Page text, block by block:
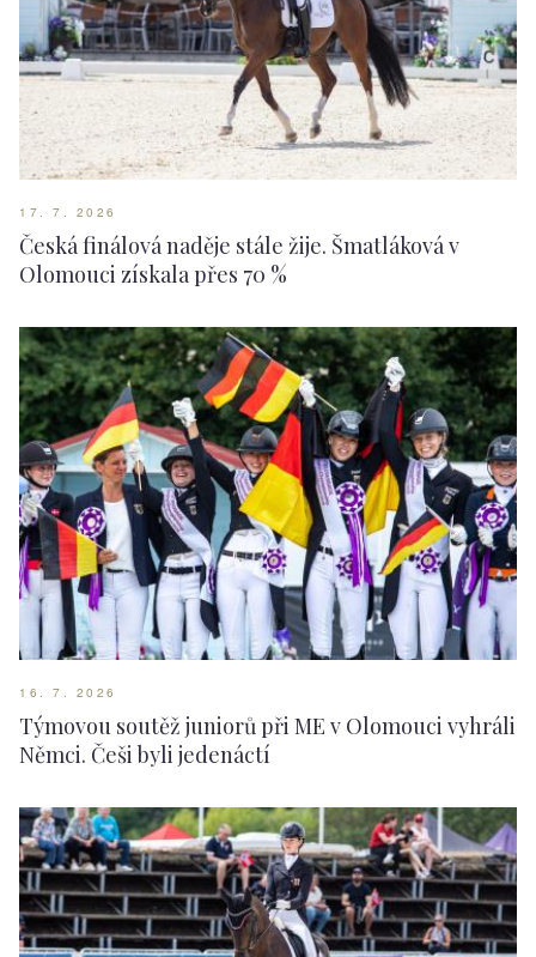
17. 7. 2026
Česká finálová naděje stále žije. Šmatláková v
Olomouci získala přes 70 %
16. 7. 2026
Týmovou soutěž juniorů při ME v Olomouci vyhráli
Němci. Češi byli jedenáctí